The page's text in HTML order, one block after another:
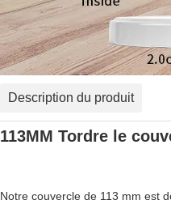
Description du produit
113MM Tordre le
Notre couvercle de 113 mm est